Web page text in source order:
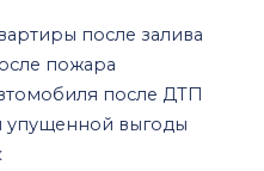
после залива
пожара
после ДТП
упущенной выгоды
экспертиза
экспертизы
кадастрового